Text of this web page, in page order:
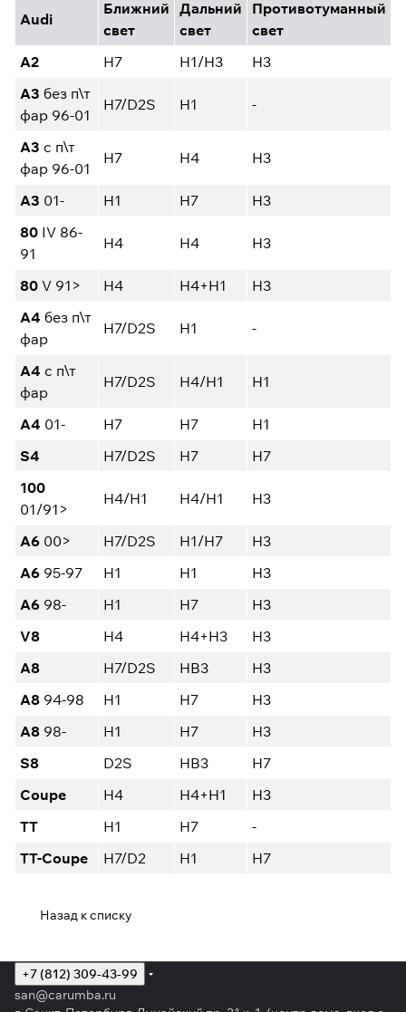
Audi
Ближний
свет
Дальний
свет
Противотуманный
свет
A2
H7 H1/H3
H3
A3 без п\т
фар 96-01
H7/D2S H1 -
A3 с п\т
фар 96-01
H7 H4 H3
A3 01- H1 H7
H3
80 IV 86-
91
H4 H4 H3
80 V 91> H4 H4+H1
H3
A4 без п\т
фар
H7/D2S H1 -
A4 с п\т
фар
H7/D2S H4/H1 H1
A4 01- H7 H7
H1
S4
H7/D2S H7
H7
100
01/91>
H4/H1 H4/H1 H3
A6 00> H7/D2S H1/H7
H3
A6 95-97 H1 H1
H3
A6 98- H1 H7
H3
V8
H4 H4+H3
H3
A8
H7/D2S HB3
H3
A8 94-98 H1 H7
H3
A8 98- H1 H7
H3
S8
D2S HB3
H7
Coupe
H4 H4+H1
H3
TT
H1 H7
-
TT-Coupe
H7/D2 H1 H7
Назад к списку
+7 (812) 309-43-99
san@carumba.ru